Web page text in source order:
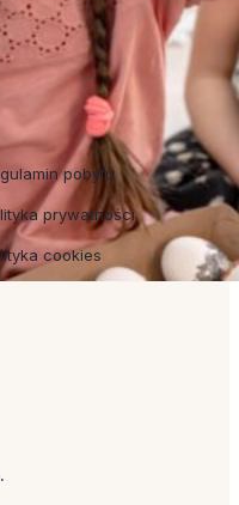
pobytu
prywatności
cookies